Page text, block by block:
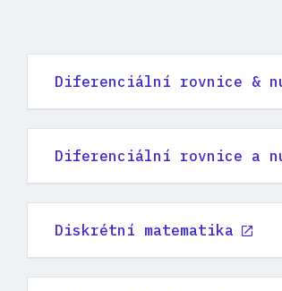
Diferenciální rovnice &
Diferenciální rovnice a
Diskrétní matematika